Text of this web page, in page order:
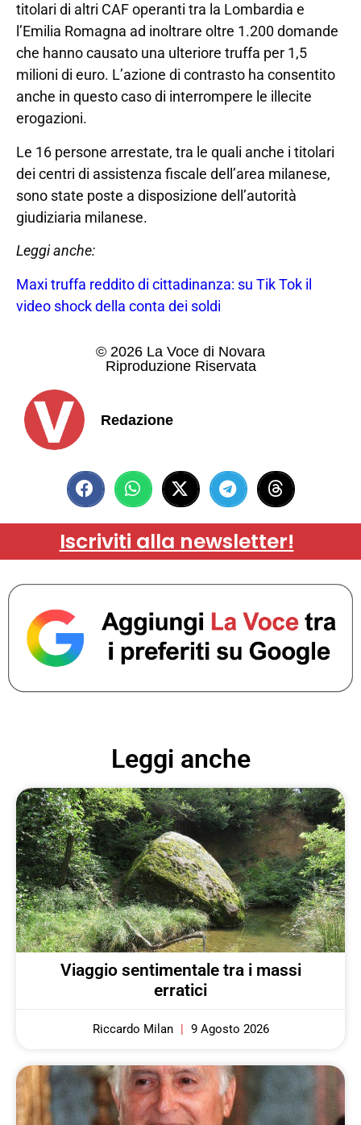
titolari di altri CAF operanti tra la Lombardia e
l’Emilia Romagna ad inoltrare oltre 1.200 domande
che hanno causato una ulteriore truffa per 1,5
milioni di euro. L’azione di contrasto ha consentito
anche in questo caso di interrompere le illecite
erogazioni.
Le 16 persone arrestate, tra le quali anche i titolari
dei centri di assistenza fiscale dell’area milanese,
sono state poste a disposizione dell’autorità
giudiziaria milanese.
Leggi anche:
Maxi truffa reddito di cittadinanza: su Tik Tok il
video shock della conta dei soldi
© 2026 La Voce di Novara
Riproduzione Riservata
Redazione
Iscriviti alla newsletter!
Leggi anche
Viaggio sentimentale tra i massi
erratici
Riccardo Milan 9 Agosto 2026